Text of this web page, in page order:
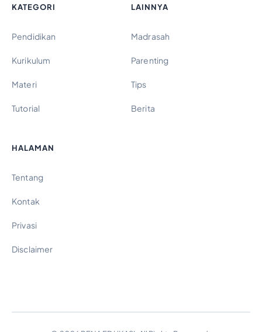
KATEGORI
Pendidikan
Kurikulum
Materi
Tutorial
LAINNYA
Madrasah
Parenting
Tips
Berita
HALAMAN
Tentang
Kontak
Privasi
Disclaimer